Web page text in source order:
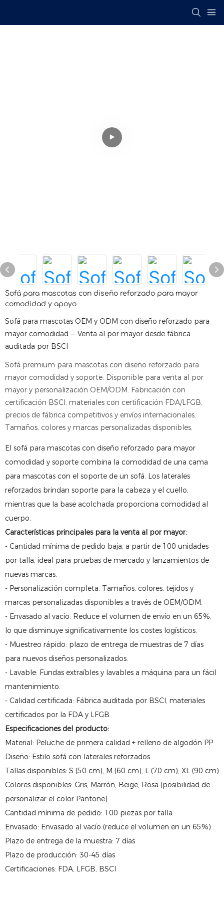
Sofá para mascotas con diseño reforzado para mayor
comodidad y apoyo
Sofá para mascotas OEM y ODM con diseño reforzado para
mayor comodidad — Venta al por mayor desde fábrica
auditada por BSCI
Sofá premium para mascotas con diseño reforzado para
mayor comodidad y soporte. Disponible para venta al por
mayor y personalización OEM/ODM. Fabricación con
certificación BSCI, materiales con certificación FDA/LFGB,
precios de fábrica competitivos y envíos internacionales.
Tamaños, colores y marcas personalizadas disponibles.
El sofá para mascotas con diseño reforzado para mayor
comodidad y soporte combina la comodidad de una cama
para mascotas con el soporte de un sofá. Los laterales
reforzados brindan soporte para la cabeza y el cuello,
mientras que la base acolchada proporciona comodidad al
cuerpo.
Características principales para la venta al por mayor:
- Cantidad mínima de pedido baja: a partir de 100 unidades
por talla, ideal para pruebas de mercado y lanzamientos de
nuevas marcas.
- Personalización completa: Tamaños, colores, tejidos y
marcas personalizadas disponibles a través de OEM/ODM.
- Envasado al vacío: Reduce el volumen de envío en un 65%,
lo que disminuye significativamente los costes logísticos.
- Muestreo rápido: plazo de entrega de muestras de 7 días
para nuevos diseños personalizados.
- Lavable: Fundas extraíbles y lavables a máquina para un fácil
mantenimiento.
- Calidad certificada: Fábrica auditada por BSCI, materiales
certificados por la FDA y LFGB.
Especificaciones del producto:
Material: Peluche de primera calidad + relleno de algodón PP
Diseño: Estilo sofá con laterales reforzados
Tallas disponibles: S (50 cm), M (60 cm), L (70 cm), XL (90 cm)
Colores disponibles: Gris, Marrón, Beige, Rosa (posibilidad de
personalizar el color Pantone).
Cantidad mínima de pedido: 100 piezas por talla
Envasado: Envasado al vacío (reduce el volumen en un 65%).
Plazo de entrega de la muestra: 7 días
Plazo de producción: 30-45 días
Certificaciones: FDA, LFGB, BSCI